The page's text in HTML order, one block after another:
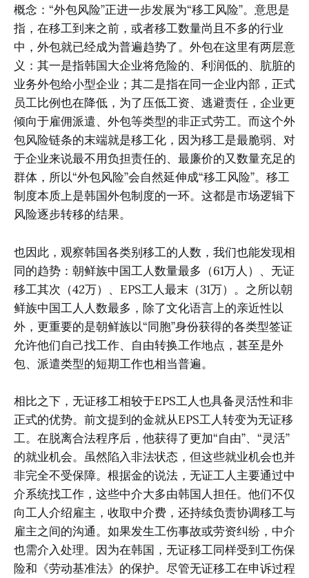
概念：“外包风险”正进一步发展为“移工风险”。意思是
指，在移工到来之前，或者移工数量尚且不多的行业
中，外包就已经成为普遍趋势了。外包在这里有两层意
义：其一是指韩国大企业将危险的、利润低的、肮脏的
业务外包给小型企业；其二是指在同一企业内部，正式
员工比例也在降低，为了压低工资、逃避责任，企业更
倾向于雇佣派遣、外包等类型的非正式劳工。而这个外
包风险链条的末端就是移工化，因为移工是最脆弱、对
于企业来说最不用负担责任的、最廉价的又数量充足的
群体，所以“外包风险”会自然延伸成“移工风险”。移工
制度本质上是韩国外包制度的一环。这都是市场逻辑下
风险逐步转移的结果。
也因此，观察韩国各类别移工的人数，我们也能发现相
同的趋势：朝鲜族中国工人数量最多（61万人）、无证
移工其次（42万）、EPS工人最末（31万）。之所以朝
鲜族中国工人人数最多，除了文化语言上的亲近性以
外，更重要的是朝鲜族以“同胞”身份获得的各类型签证
允许他们自己找工作、自由转换工作地点，甚至是外
包、派遣类型的短期工作也相当普遍。
相比之下，无证移工相较于EPS工人也具备灵活性和非
正式的优势。前文提到的金就从EPS工人转变为无证移
工。在脱离合法程序后，他获得了更加“自由”、“灵活”
的就业机会。虽然陷入非法状态，但这些就业机会也并
非完全不受保障。根据金的说法，无证工人主要通过中
介系统找工作，这些中介大多由韩国人担任。他们不仅
向工人介绍雇主，收取中介费，还持续负责协调移工与
雇主之间的沟通。如果发生工伤事故或劳资纠纷，中介
也需介入处理。因为在韩国，无证移工同样受到工伤保
险和《劳动基准法》的保护。尽管无证移工在申诉过程